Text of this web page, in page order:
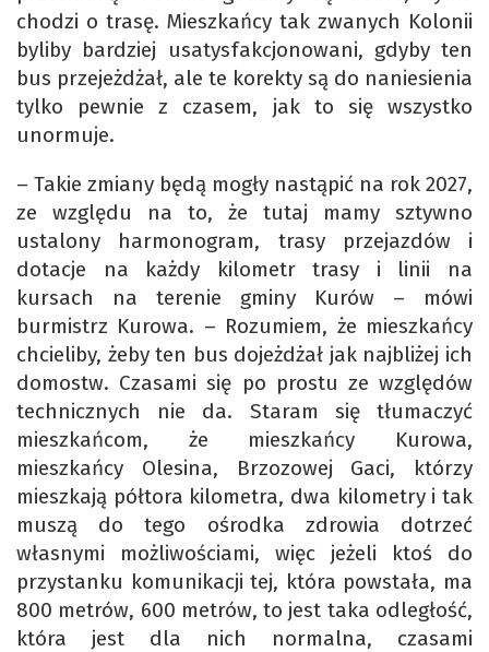
chodzi o trasę. Mieszkańcy tak zwanych Kolonii
byliby bardziej usatysfakcjonowani, gdyby ten
bus przejeżdżał, ale te korekty są do naniesienia
tylko pewnie z czasem, jak to się wszystko
unormuje.
– Takie zmiany będą mogły nastąpić na rok 2027,
ze względu na to, że tutaj mamy sztywno
ustalony harmonogram, trasy przejazdów i
dotacje na każdy kilometr trasy i linii na
kursach na terenie gminy Kurów – mówi
burmistrz Kurowa. – Rozumiem, że mieszkańcy
chcieliby, żeby ten bus dojeżdżał jak najbliżej ich
domostw. Czasami się po prostu ze względów
technicznych nie da. Staram się tłumaczyć
mieszkańcom, że mieszkańcy Kurowa,
mieszkańcy Olesina, Brzozowej Gaci, którzy
mieszkają półtora kilometra, dwa kilometry i tak
muszą do tego ośrodka zdrowia dotrzeć
własnymi możliwościami, więc jeżeli ktoś do
przystanku komunikacji tej, która powstała, ma
800 metrów, 600 metrów, to jest taka odległość,
która jest dla nich normalna, czasami